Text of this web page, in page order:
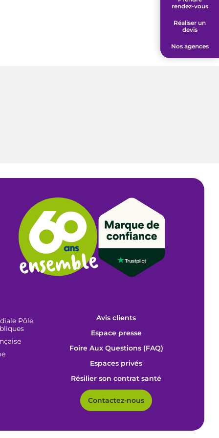
rendez-vous
Réaliser un
devis
Nos agences
Pôle
Avis clients
Espace presse
Foire Aux Questions (FAQ)
Espaces privés
Résilier son contrat santé
Contactez-nous
rendez-vous
Réaliser un
devis
Nos agences